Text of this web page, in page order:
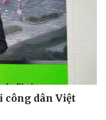
công dân Việt